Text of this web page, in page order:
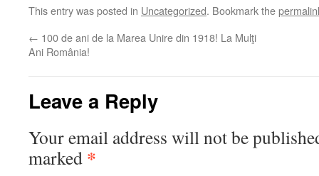
This entry was posted in Uncategorized. Bookmark the
← 100 de ani de la Marea Unire din 1918! La Mulţi
Ani România!
Leave a Reply
Your email address will not be
marked *